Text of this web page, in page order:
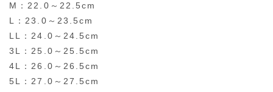
M：22.0～22.5cm
L：23.0～23.5cm
LL：24.0～24.5cm
3L：25.0～25.5cm
4L：26.0～26.5cm
5L：27.0～27.5cm